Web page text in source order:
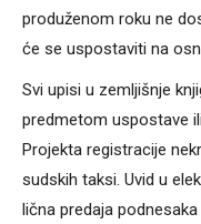
produženom roku ne
će se uspostaviti na
Svi upisi u zemljišnje
predmetom uspostave
Projekta registracije
sudskih taksi. Uvid u
lična predaja